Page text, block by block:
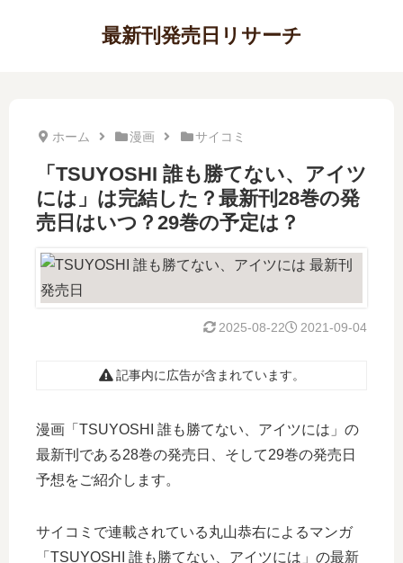
最新刊発売日リサーチ
ホーム 漫画 サイコミ
「TSUYOSHI 誰も勝てない、アイツ
には」は完結した？最新刊28巻の発
売日はいつ？29巻の予定は？
2021-09-04
2025-08-22
記事内に広告が含まれています。
漫画「TSUYOSHI 誰も勝てない、アイツには」の
最新刊である28巻の発売日、そして29巻の発売日
予想をご紹介します。
サイコミで連載されている丸山恭右によるマンガ
「TSUYOSHI 誰も勝てない、アイツには」の最新